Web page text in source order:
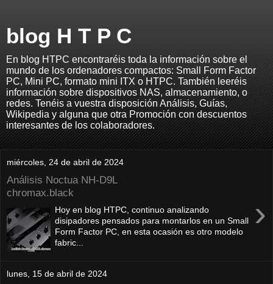
blog H T P C
En blog HTPC encontraréis toda la información sobre el
mundo de los ordenadores compactos: Small Form Factor
PC, Mini PC, formato mini ITX o HTPC. También leeréis
información sobre dispositivos NAS, almacenamiento, o
redes. Tenéis a vuestra disposición Análisis, Guías,
Wikipedia y alguna que otra Promoción con descuentos
interesantes de los colaboradores.
miércoles, 24 de abril de 2024
Análisis Noctua NH-D9L
chromax.black
›
Hoy en blog HTPC, continuo analizando
disipadores pensados para montarlos en un Small
Form Factor PC, en esta ocasión es otro modelo
fabric...
lunes, 15 de abril de 2024